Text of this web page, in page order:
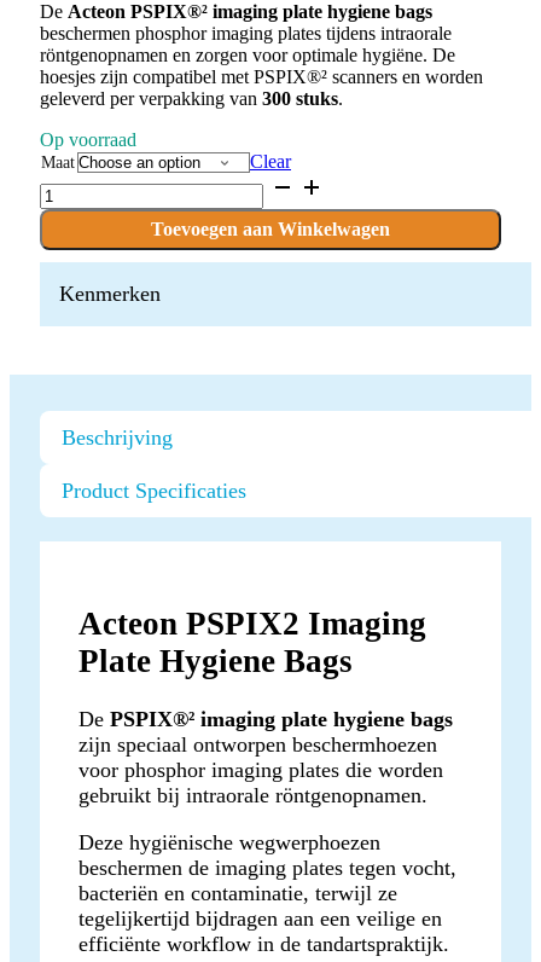
De Acteon PSPIX®² imaging plate hygiene bags
beschermen phosphor imaging plates tijdens intraorale
röntgenopnamen en zorgen voor optimale hygiëne. De
hoesjes zijn compatibel met PSPIX®² scanners en worden
geleverd per verpakking van 300 stuks.
Op voorraad
Maat
Clear
Acteon
PSPIX2
Plate
Hygiene
Bags
Toevoegen aan Winkelwagen
Kenmerken
Beschrijving
Product Specificaties
Acteon PSPIX2 Imaging
Plate Hygiene Bags
De PSPIX®² imaging plate hygiene bags
zijn speciaal ontworpen beschermhoezen
voor phosphor imaging plates die worden
gebruikt bij intraorale röntgenopnamen.
Deze hygiënische wegwerphoezen
beschermen de imaging plates tegen vocht,
bacteriën en contaminatie, terwijl ze
tegelijkertijd bijdragen aan een veilige en
efficiënte workflow in de tandartspraktijk.